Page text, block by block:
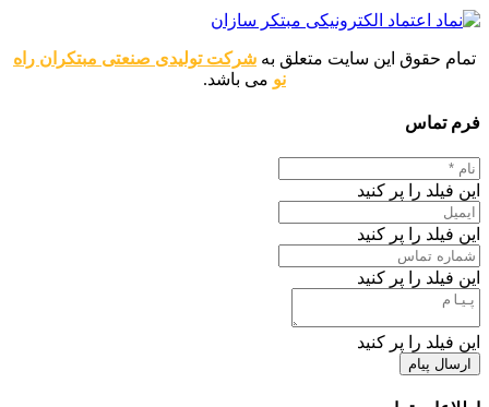
تمام حقوق این سایت متعلق به شرکت تولیدی صنعتی مبتکران راه
نو می باشد.
فرم تماس
این فیلد را پر کنید
این فیلد را پر کنید
این فیلد را پر کنید
این فیلد را پر کنید
ارسال پیام